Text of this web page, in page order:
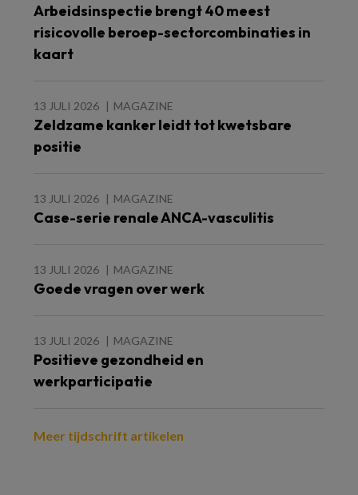
Arbeidsinspectie brengt 40 meest
risicovolle beroep-sectorcombinaties in
kaart
13 JULI 2026 MAGAZINE
Zeldzame kanker leidt tot kwetsbare
positie
13 JULI 2026 MAGAZINE
Case-serie renale ANCA-vasculitis
13 JULI 2026 MAGAZINE
Goede vragen over werk
13 JULI 2026 MAGAZINE
Positieve gezondheid en
werkparticipatie
Meer tijdschrift artikelen